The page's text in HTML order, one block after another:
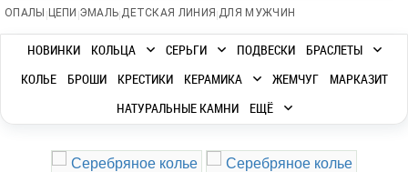
ОПАЛЫ | ЦЕПИ |ЭМАЛЬ|ДЕТСКАЯ ЛИНИЯ |ДЛЯ МУЖЧИН
НОВИНКИ КОЛЬЦА СЕРЬГИ ПОДВЕСКИ
БРАСЛЕТЫ
КОЛЬЕ
БРОШИ КРЕСТИКИ КЕРАМИКА ЖЕМЧУГ
МАРКАЗИТ
НАТУРАЛЬНЫЕ КАМНИ
ЕЩЁ